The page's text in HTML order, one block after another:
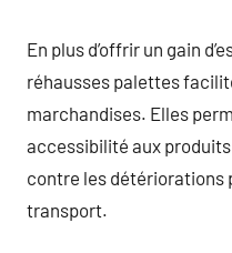
En plus d’offrir un gain
réhausses palettes
marchandises. Elles
accessibilité aux
contre les détériorations
transport.